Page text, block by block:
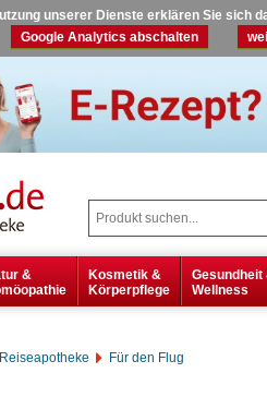
unserer Dienste erklären Sie sich
Google Analytics abschalten
&
Kosmetik &
Körperpflege
Gesundheit
Wellness
Reiseapotheke Für den Flug